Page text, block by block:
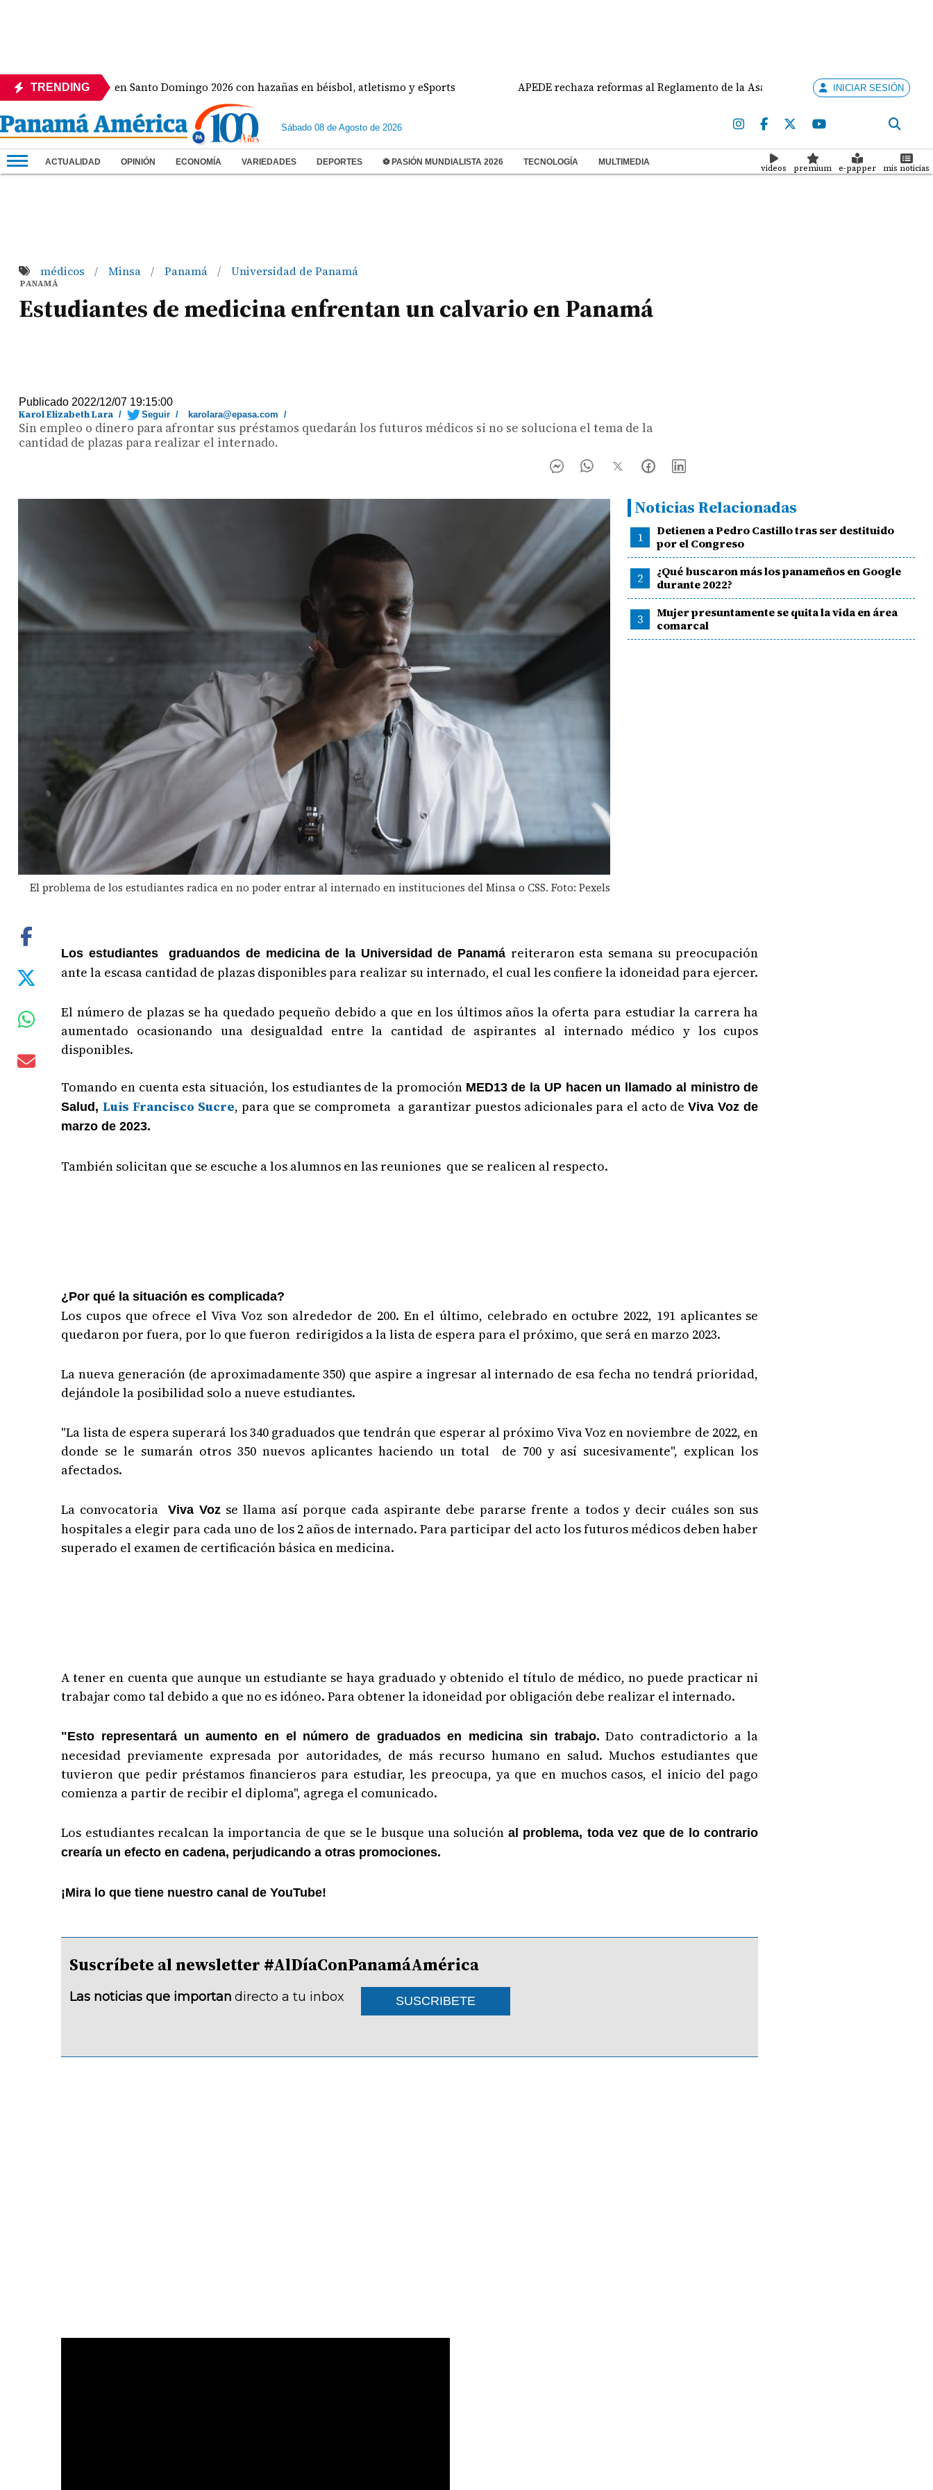
TRENDING
de oro en Santo Domingo 2026 con hazañas en béisbol, atletismo y eSports APEDE rechaza reformas al Reglamento de la Asamblea por asignar ejecución de obras
INICIAR SESIÓN
Sábado 08 de Agosto de 2026
ACTUALIDAD OPINIÓN ECONOMÍA VARIEDADES DEPORTES ⚽ PASIÓN MUNDIALISTA 2026 TECNOLOGÍA MULTIMEDIA
videos premium e-papper mis noticias
médicos / Minsa / Panamá / Universidad de Panamá
PANAMÁ
Estudiantes de medicina enfrentan un calvario en Panamá
Publicado 2022/12/07 19:15:00
Karol Elizabeth Lara / Seguir / karolara@epasa.com /
Sin empleo o dinero para afrontar sus préstamos quedarán los futuros médicos si no se soluciona el tema de la
cantidad de plazas para realizar el internado.
El problema de los estudiantes radica en no poder entrar al internado en instituciones del Minsa o CSS. Foto: Pexels
Noticias Relacionadas
1
Detienen a Pedro Castillo tras ser destituido
por el Congreso
2
¿Qué buscaron más los panameños en Google
durante 2022?
3
Mujer presuntamente se quita la vida en área
comarcal
Los estudiantes graduandos de medicina de la Universidad de Panamá reiteraron esta semana su preocupación
ante la escasa cantidad de plazas disponibles para realizar su internado, el cual les confiere la idoneidad para ejercer.
El número de plazas se ha quedado pequeño debido a que en los últimos años la oferta para estudiar la carrera ha
aumentado ocasionando una desigualdad entre la cantidad de aspirantes al internado médico y los cupos
disponibles.
Tomando en cuenta esta situación, los estudiantes de la promoción MED13 de la UP hacen un llamado al ministro de
Salud,Luis Francisco Sucre, para que se comprometa a garantizar puestos adicionales para el acto deViva Voz de
marzo de 2023.
También solicitan que se escuche a los alumnos en las reuniones que se realicen al respecto.
¿Por qué la situación es complicada?
Los cupos que ofrece el Viva Voz son alrededor de 200. En el último, celebrado en octubre 2022, 191 aplicantes se
quedaron por fuera, por lo que fueron redirigidos a la lista de espera para el próximo, que será en marzo 2023.
La nueva generación (de aproximadamente 350) que aspire a ingresar al internado de esa fecha no tendrá prioridad,
dejándole la posibilidad solo a nueve estudiantes.
"La lista de espera superará los 340 graduados que tendrán que esperar al próximo Viva Voz en noviembre de 2022, en
donde se le sumarán otros 350 nuevos aplicantes haciendo un total de 700 y así sucesivamente", explican los
afectados.
La convocatoriaViva Voz se llama así porque cada aspirante debe pararse frente a todos y decir cuáles son sus
hospitales a elegir para cada uno de los 2 años de internado. Para participar del acto los futuros médicos deben haber
superado el examen de certificación básica en medicina.
A tener en cuenta que aunque un estudiante se haya graduado y obtenido el título de médico, no puede practicar ni
trabajar como tal debido a que no es idóneo. Para obtener la idoneidad por obligación debe realizar el internado.
"Esto representará un aumento en el número de graduados en medicina sin trabajo. Dato contradictorio a la
necesidad previamente expresada por autoridades, de más recurso humano en salud. Muchos estudiantes que
tuvieron que pedir préstamos financieros para estudiar, les preocupa, ya que en muchos casos, el inicio del pago
comienza a partir de recibir el diploma", agrega el comunicado.
Los estudiantes recalcan la importancia de que se le busque una solución al problema, toda vez que de lo contrario
crearía un efecto en cadena, perjudicando a otras promociones.
¡Mira lo que tiene nuestro canal de YouTube!
Suscríbete al newsletter #AlDíaConPanamáAmérica
Las noticias que importan directo a tu inbox SUSCRIBETE